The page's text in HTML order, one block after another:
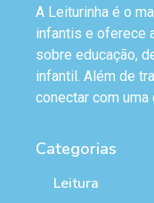
A Leiturinha é o
infantis e oferece
sobre educação,
infantil. Além de
conectar com uma
Categorias
Leitura